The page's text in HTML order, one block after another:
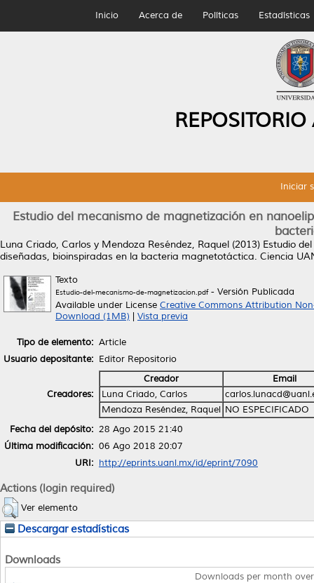
Inicio Acerca de Políticas Estadísticas
Iniciar
Estudio del mecanismo de magnetización en
Luna Criado, Carlos y Mendoza Reséndez, Raquel (2013) Estudio
diseñadas, bioinspiradas en la bacteria magnetotáctica. Ciencia
Texto
Estudio-del-mecanismo-de-magnetizacion.pdf- Versión Publicada
Available under License Creative Commons Attribution
Download (1MB)
Vista previa
Tipo de elemento: Article
Usuario depositante: Editor Repositorio
Creadores:
Creador
Email
Luna Criado, Carlos
Mendoza Reséndez, Raquel NO ESPECIFICADO
Fecha del depósito: 28 Ago 2015 21:40
Última modificación: 06 Ago 2018 20:07
URI: http://eprints.uanl.mx/id/eprint/7090
Actions (login required)
Ver elemento
Descargar estadísticas
Downloads
Downloads per month